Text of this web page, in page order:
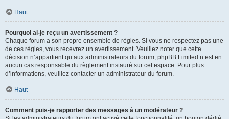
Haut
Pourquoi ai-je reçu un avertissement ?
Chaque forum a son propre ensemble de règles. Si vous ne respectez pas une
de ces règles, vous recevrez un avertissement. Veuillez noter que cette
décision n’appartient qu’aux administrateurs du forum, phpBB Limited n’est en
aucun cas responsable du règlement instauré sur cet espace. Pour plus
d’informations, veuillez contacter un administrateur du forum.
Haut
Comment puis-je rapporter des messages à un modérateur ?